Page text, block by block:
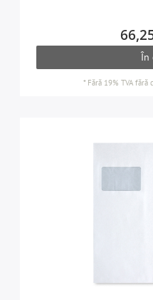
În
* Fără 19% TVAfără